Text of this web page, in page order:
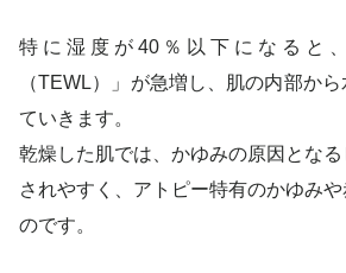
特に湿度が40％以下になると
（TEWL）」が急増し、肌の内部か
ていきます。
乾燥した肌では、かゆみの原因とな
されやすく、アトピー特有のかゆみ
のです。